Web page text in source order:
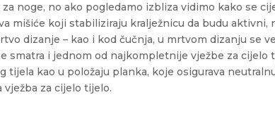
noge, no ako pogledamo izbliza vidimo kako se
mišiće koji stabiliziraju kralježnicu da budu aktivni,
dizanje – kao i kod čučnja, u mrtvom dizanju se
smatra i jednom od najkompletnije vježbe za cijelo
tijela kao u položaju planka, koje osigurava
za cijelo tijelo.